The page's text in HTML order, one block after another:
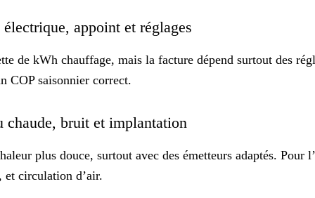
appoint et réglages
de kWh chauffage, mais la facture dépend surtout des
COP saisonnier correct.
chaude, bruit et implantation
plus douce, surtout avec des émetteurs adaptés.
circulation d’air.